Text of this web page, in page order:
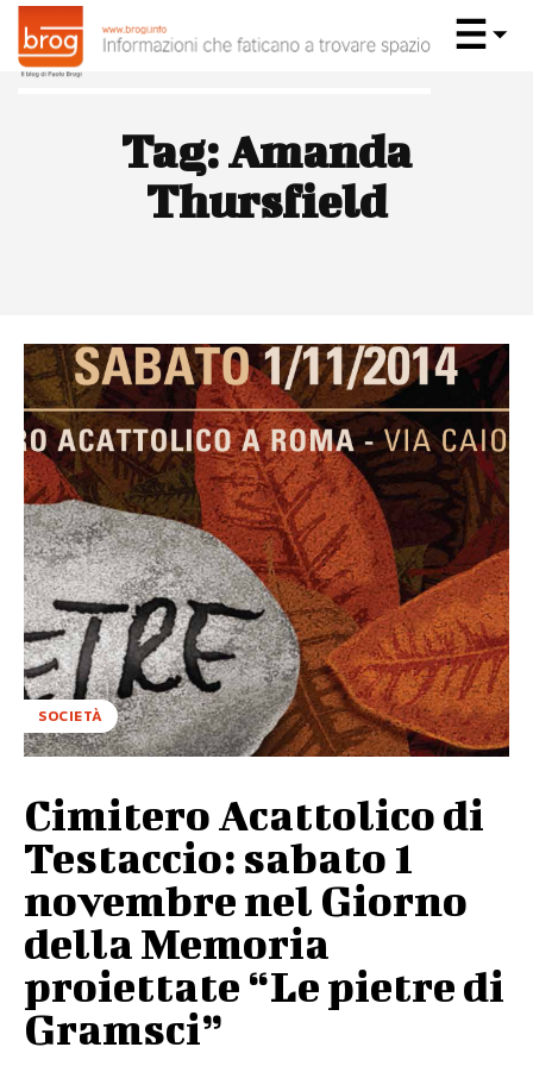
Tag:Amanda
Thursfield
SOCIETÀ
Cimitero Acattolico di
Testaccio: sabato 1
novembre nel Giorno
della Memoria
proiettate “Le pietre di
Gramsci”